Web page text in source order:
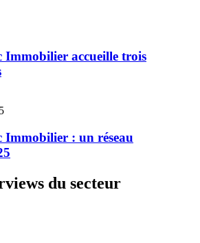
Immobilier accueille trois
Immobilier : un réseau
du secteur